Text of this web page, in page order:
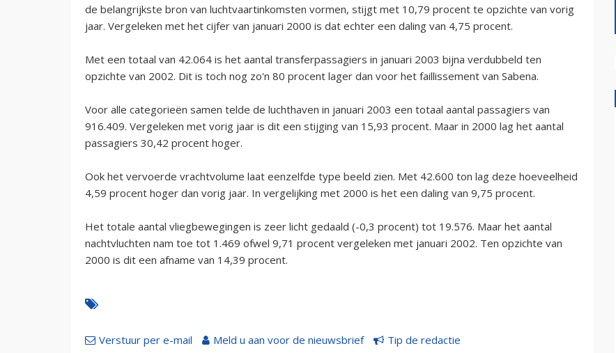
de belangrijkste bron van luchtvaartinkomsten vormen, stijgt met 10,79 procent te opzichte van vorig
jaar. Vergeleken met het cijfer van januari 2000 is dat echter een daling van 4,75 procent.
Met een totaal van 42.064 is het aantal transferpassagiers in januari 2003 bijna verdubbeld ten
opzichte van 2002. Dit is toch nog zo'n 80 procent lager dan voor het faillissement van Sabena.
Voor alle categorieën samen telde de luchthaven in januari 2003 een totaal aantal passagiers van
916.409. Vergeleken met vorig jaar is dit een stijging van 15,93 procent. Maar in 2000 lag het aantal
passagiers 30,42 procent hoger.
Ook het vervoerde vrachtvolume laat eenzelfde type beeld zien. Met 42.600 ton lag deze hoeveelheid
4,59 procent hoger dan vorig jaar. In vergelijking met 2000 is het een daling van 9,75 procent.
Het totale aantal vliegbewegingen is zeer licht gedaald (-0,3 procent) tot 19.576. Maar het aantal
nachtvluchten nam toe tot 1.469 ofwel 9,71 procent vergeleken met januari 2002. Ten opzichte van
2000 is dit een afname van 14,39 procent.
Verstuur per e-mail Meld u aan voor de nieuwsbrief Tip de redactie